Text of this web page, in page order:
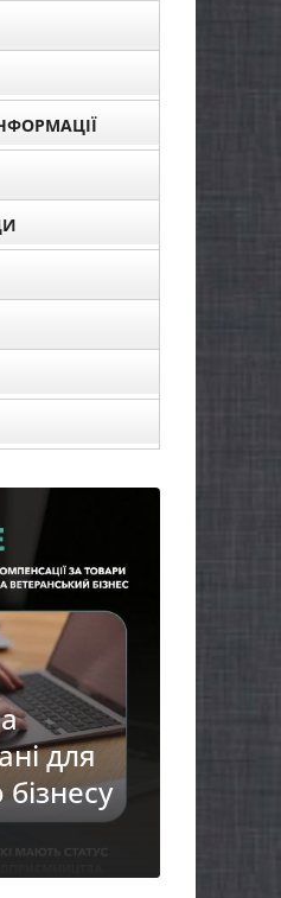
Ради
з прав людини
опитування
права
на
gormr